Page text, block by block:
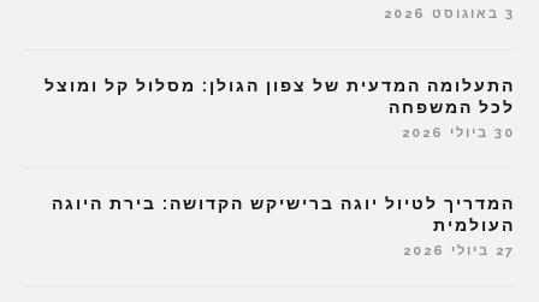
3 באוגוסט 2026
התעלומה המדעית של צפון הגולן: מסלול קל ומוצל
לכל המשפחה
30 ביולי 2026
המדריך לטיול יוגה ברישיקש הקדושה: בירת היוגה
העולמית
27 ביולי 2026